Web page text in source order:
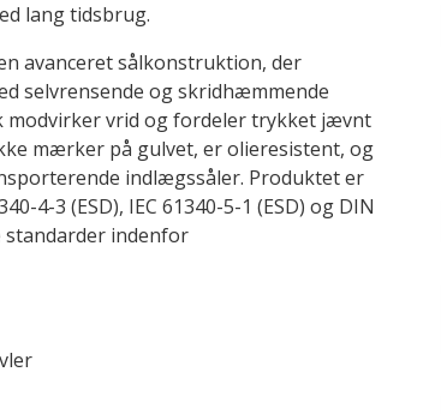
lang tidsbrug.
avanceret sålkonstruktion, der
selvrensende og skridhæmmende
modvirker vrid og fordeler trykket jævnt
mærker på gulvet, er olieresistent, og
indlægssåler. Produktet er
4-3 (ESD), IEC 61340-5-1 (ESD) og DIN
standarder indenfor